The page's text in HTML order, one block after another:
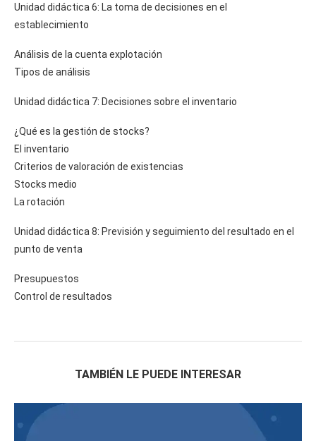
Unidad didáctica 6: La toma de decisiones en el
establecimiento
Análisis de la cuenta explotación
Tipos de análisis
Unidad didáctica 7: Decisiones sobre el inventario
¿Qué es la gestión de stocks?
El inventario
Criterios de valoración de existencias
Stocks medio
La rotación
Unidad didáctica 8: Previsión y seguimiento del resultado en el
punto de venta
Presupuestos
Control de resultados
TAMBIÉN LE PUEDE INTERESAR